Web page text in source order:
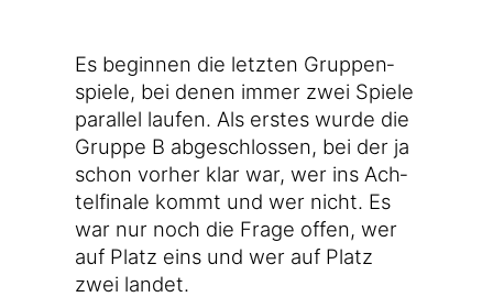
Es begin­nen die letz­ten Grup­pen­
spie­le, bei denen immer zwei Spie­le
par­al­lel lau­fen. Als ers­tes wur­de die
Grup­pe B abge­schlos­sen, bei der ja
schon vor­her klar war, wer ins Ach­
tel­fi­na­le kommt und wer nicht. Es
war nur noch die Fra­ge offen, wer
auf Platz eins und wer auf Platz
zwei landet.